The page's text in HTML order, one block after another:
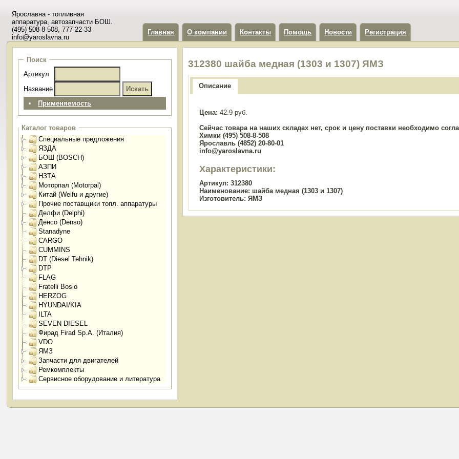
Ярославна - топливная
аппаратура, автозапчасти БОШ.
(495) 508-8-508, 777-22-33
info@yaroslavna.ru
Главная О компании Контакты Помощь Новости Регистрация
Поиск
Артикул
Название
Применяемость
Каталог товаров
Специальные предложения
ЯЗДА
БОШ (BOSCH)
АЗПИ
НЗТА
Моторпал (Motorpal)
Китай (Weifu и другие)
Прочие поставщики топл. аппаратуры
Делфи (Delphi)
Денсо (Denso)
Stanadyne
CARGO
CUMMINS
DT (Diesel Tehnik)
DTP
FLAG
Fratelli Bosio
HERZOG
HYUNDAI/KIA
ILTA
SEVEN DIESEL
Фирад Firad Sp.A. (Италия)
VDO
ЯМЗ
Запчасти для двигателей
Ремкомплекты
Сервисное оборудование и литература
312380 шайба медная (1303 и 1307) ЯМЗ
Описание
Цена: 42.9 руб.
Сейчас товара на наших складах нет, срок и цену поставки необходимо
Химки (495) 508-8-508
Ярославль (4852) 20-80-01
info@yaroslavna.ru
Характеристики:
Артикул: 312380
Наименование: шайба медная (1303 и 1307)
Изготовитель: ЯМЗ